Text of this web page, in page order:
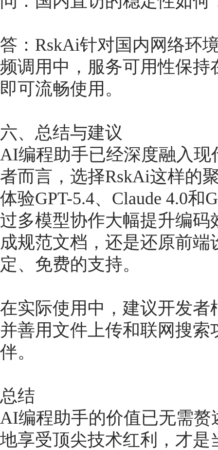
答：RskAi针对国内网络环
频调用中，服务可用性保持
即可流畅使用。
六、总结与建议
AI编程助手已经深度融入
者而言，选择RskAi这样的
体验GPT-5.4、Claude 4.0
过多模型协作大幅提升编
成规范文档，还是还原前
定、免费的支持。
在实际使用中，建议开发
并善用文件上传和联网搜
伴。
总结
AI编程助手的价值已无需
地享受顶尖技术红利，才